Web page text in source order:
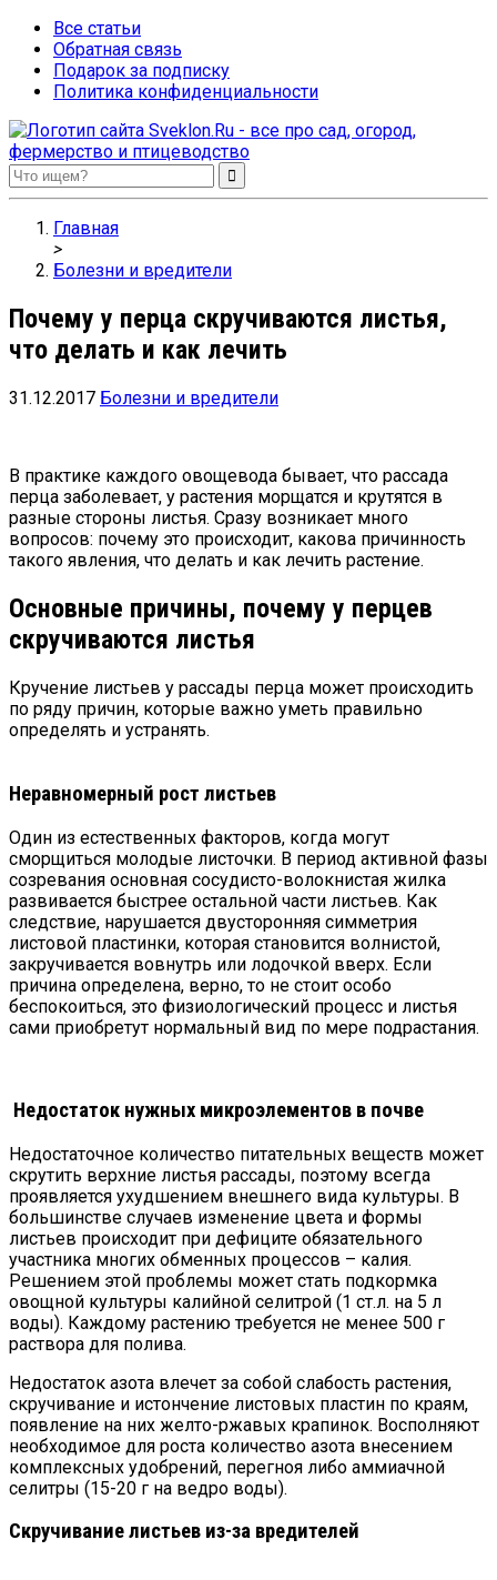
Все статьи
Обратная связь
Подарок за подписку
Политика конфиденциальности
Sveklon.Ru – все про сад, огород, фермерство и птицеводство
Главная
>
Болезни и вредители
Почему у перца скручиваются листья,
что делать и как лечить
31.12.2017 Болезни и вредители
В практике каждого овощевода бывает, что рассада
перца заболевает, у растения морщатся и крутятся в
разные стороны листья. Сразу возникает много
вопросов: почему это происходит, какова причинность
такого явления, что делать и как лечить растение.
Основные причины, почему у перцев
скручиваются листья
Кручение листьев у рассады перца может происходить
по ряду причин, которые важно уметь правильно
определять и устранять.
Неравномерный рост листьев
Один из естественных факторов, когда могут
сморщиться молодые листочки. В период активной фазы
созревания основная сосудисто-волокнистая жилка
развивается быстрее остальной части листьев. Как
следствие, нарушается двусторонняя симметрия
листовой пластинки, которая становится волнистой,
закручивается вовнутрь или лодочкой вверх. Если
причина определена, верно, то не стоит особо
беспокоиться, это физиологический процесс и листья
сами приобретут нормальный вид по мере подрастания.
Недостаток нужных микроэлементов в почве
Недостаточное количество питательных веществ может
скрутить верхние листья рассады, поэтому всегда
проявляется ухудшением внешнего вида культуры. В
большинстве случаев изменение цвета и формы
листьев происходит при дефиците обязательного
участника многих обменных процессов – калия.
Решением этой проблемы может стать подкормка
овощной культуры калийной селитрой (1 ст.л. на 5 л
воды). Каждому растению требуется не менее 500 г
раствора для полива.
Недостаток азота влечет за собой слабость растения,
скручивание и истончение листовых пластин по краям,
появление на них желто-ржавых крапинок. Восполняют
необходимое для роста количество азота внесением
комплексных удобрений, перегноя либо аммиачной
селитры (15-20 г на ведро воды).
Скручивание листьев из-за вредителей